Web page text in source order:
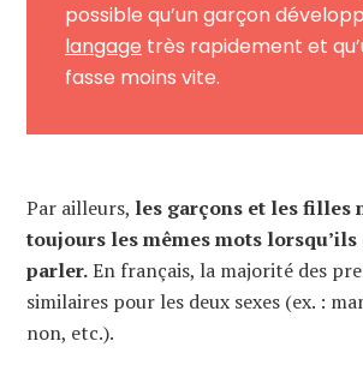
possible qu’un garçon
langage très rapidement et
fasse moins vite.
Par ailleurs, les garçons et les filles
toujours les mêmes mots lorsqu’ils
parler.En français, la majorité des
similaires pour les deux sexes (ex. :
non, etc.).